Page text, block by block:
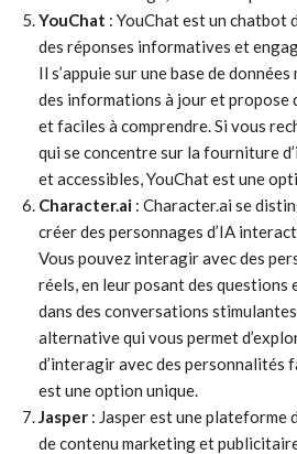
YouChat : YouChat est un chatbot
des réponses informatives et
Il s’appuie sur une base de
des informations à jour et propose
et faciles à comprendre. Si vous
qui se concentre sur la fourniture
et accessibles, YouChat est une
Character.ai : Character.ai se
créer des personnages d’IA
Vous pouvez interagir avec des
réels, en leur posant des questions
dans des conversations
alternative qui vous permet
d’interagir avec des personnalités
est une option unique.
Jasper : Jasper est une plateforme
de contenu marketing et